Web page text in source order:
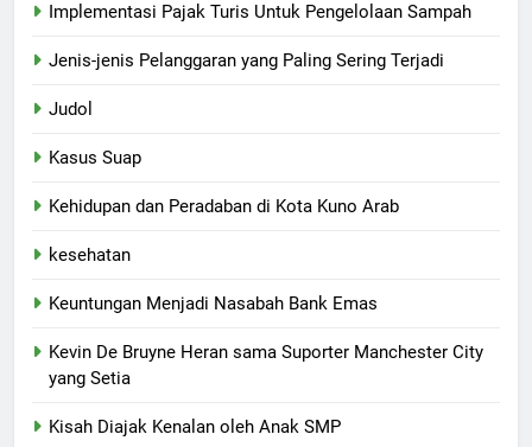
Implementasi Pajak Turis Untuk Pengelolaan Sampah
Jenis-jenis Pelanggaran yang Paling Sering Terjadi
Judol
Kasus Suap
Kehidupan dan Peradaban di Kota Kuno Arab
kesehatan
Keuntungan Menjadi Nasabah Bank Emas
Kevin De Bruyne Heran sama Suporter Manchester City
yang Setia
Kisah Diajak Kenalan oleh Anak SMP